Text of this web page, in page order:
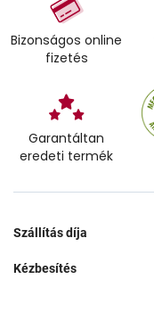
Bizonságos online
fizetés
Garantáltan
eredeti termék
Szállítás díja
Kézbesítés